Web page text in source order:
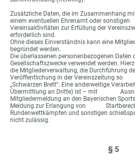
Zusätzliche Daten, die im Zusammenhang
einem eventuellen Ehrenamt oder sonstigen
Vereinsaktivitäten zur Erfüllung der
erforderlich sind.
Ohne dieses Einverständnis kann eine
begründet werden.
Die überlassenen personenbezogenen
Gesellschaftszwecke verwendet werden.
die Mitgliederverwaltung, die Durchführung
Veröffentlichung in der Vereinszeitung
„Schwarzen Brett“. Eine anderweitige
Übermittlung an Dritte) ist – mit
Mitgliedermeldung an den Bayerischen
Meldung zur Erlangung von
Rundenwettkämpfen und sonstigen
nicht zulässig.
§ 5